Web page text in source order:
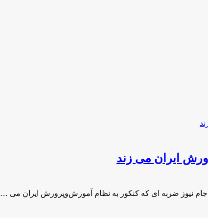
ایران می زند
نیوز ضربه ای که کنکور به نظام آموزش‌وپرورش ایران می …